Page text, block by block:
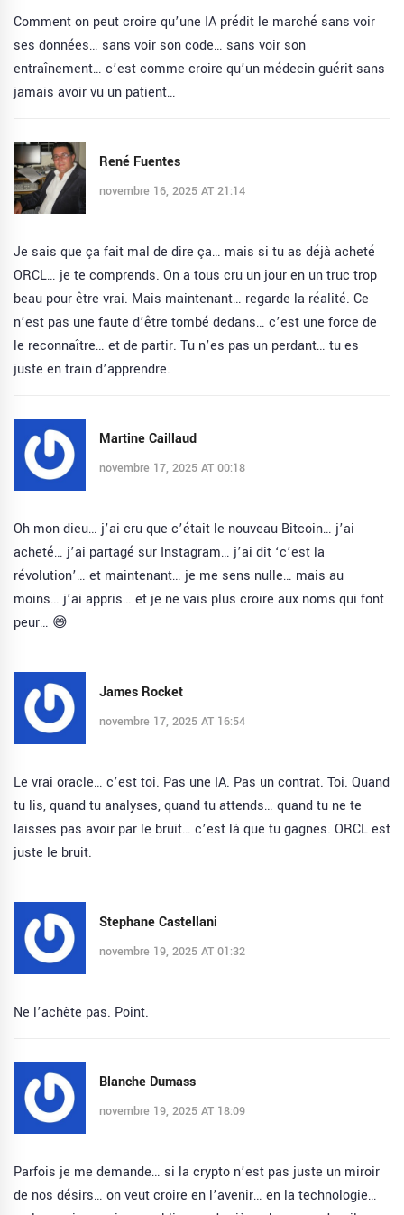
Comment on peut croire qu’une IA prédit le marché sans voir
ses données… sans voir son code… sans voir son
entraînement… c’est comme croire qu’un médecin guérit sans
jamais avoir vu un patient…
René Fuentes
novembre 16, 2025 AT 21:14
Je sais que ça fait mal de dire ça… mais si tu as déjà acheté
ORCL… je te comprends. On a tous cru un jour en un truc trop
beau pour être vrai. Mais maintenant… regarde la réalité. Ce
n’est pas une faute d’être tombé dedans… c’est une force de
le reconnaître… et de partir. Tu n’es pas un perdant… tu es
juste en train d’apprendre.
Martine Caillaud
novembre 17, 2025 AT 00:18
Oh mon dieu… j’ai cru que c’était le nouveau Bitcoin… j’ai
acheté… j’ai partagé sur Instagram… j’ai dit ‘c’est la
révolution’… et maintenant… je me sens nulle… mais au
moins… j’ai appris… et je ne vais plus croire aux noms qui font
peur… 😅
James Rocket
novembre 17, 2025 AT 16:54
Le vrai oracle… c’est toi. Pas une IA. Pas un contrat. Toi. Quand
tu lis, quand tu analyses, quand tu attends… quand tu ne te
laisses pas avoir par le bruit… c’est là que tu gagnes. ORCL est
juste le bruit.
Stephane Castellani
novembre 19, 2025 AT 01:32
Ne l’achète pas. Point.
Blanche Dumass
novembre 19, 2025 AT 18:09
Parfois je me demande… si la crypto n’est pas juste un miroir
de nos désirs… on veut croire en l’avenir… en la technologie…